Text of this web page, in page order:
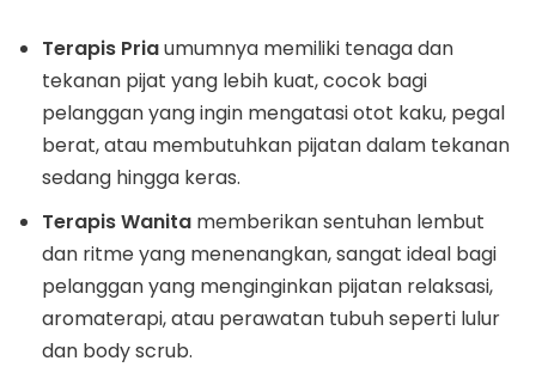
Terapis Priaumumnya memiliki tenaga dan
tekanan pijat yang lebih kuat, cocok bagi
pelanggan yang ingin mengatasi otot kaku, pegal
berat, atau membutuhkan pijatan dalam tekanan
sedang hingga keras.
Terapis Wanita memberikan sentuhan lembut
dan ritme yang menenangkan, sangat ideal bagi
pelanggan yang menginginkan pijatan relaksasi,
aromaterapi, atau perawatan tubuh seperti lulur
dan body scrub.